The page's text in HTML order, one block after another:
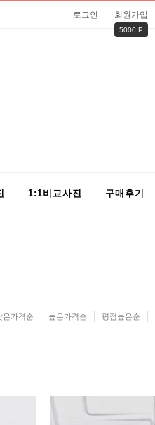
로그인 회원가입
5000 P
1:1비교사진 구매후기
은가격순 높은가격순 평점높은순